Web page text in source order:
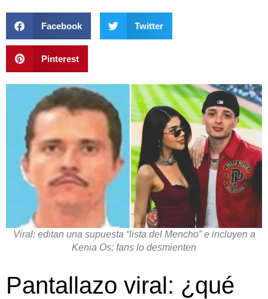
Facebook Twitter
Pinterest
Viral: editan una supuesta “lista del Mencho” e incluyen a
Kenia Os; fans lo desmienten
Pantallazo viral: ¿qué